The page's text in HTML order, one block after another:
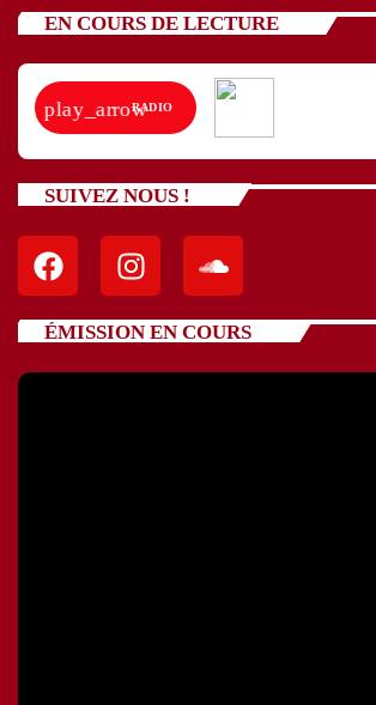
EN COURS DE LECTURE
play_arrowRADIO
SUIVEZ NOUS !
ÉMISSION EN COURS